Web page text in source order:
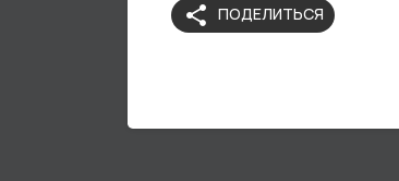
share ПОДЕЛИТЬСЯ